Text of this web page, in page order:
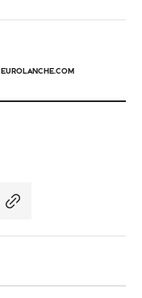
EUROLANCHE.COM